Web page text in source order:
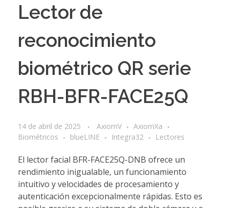
Lector de
reconocimiento
biométrico QR serie
RBH-BFR-FACE25Q
14 de abril de 2025 AxiomV
AxiomXa
Biométricos
blueLINE Integra32 Lectores
El lector facial BFR-FACE25Q-DNB ofrece un
rendimiento inigualable, un funcionamiento
intuitivo y velocidades de procesamiento y
autenticación excepcionalmente rápidas. Esto es